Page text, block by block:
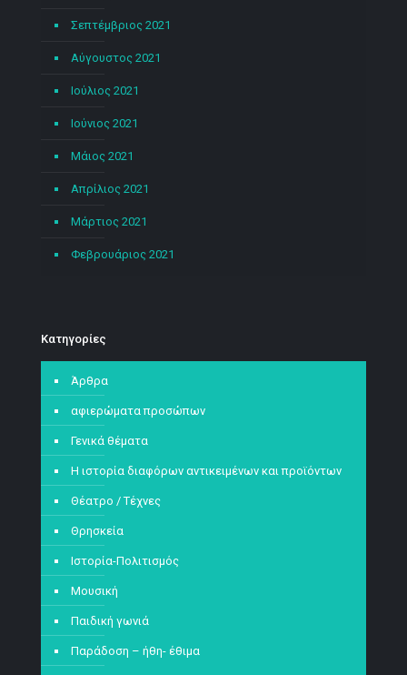
Σεπτέμβριος 2021
Αύγουστος 2021
Ιούλιος 2021
Ιούνιος 2021
Μάιος 2021
Απρίλιος 2021
Μάρτιος 2021
Φεβρουάριος 2021
Kατηγορίες
Άρθρα
αφιερώματα προσώπων
Γενικά θέματα
Η ιστορία διαφόρων αντικειμένων και προϊόντων
Θέατρο / Τέχνες
Θρησκεία
Ιστορία-Πολιτισμός
Μουσική
Παιδική γωνιά
Παράδοση – ήθη- έθιμα